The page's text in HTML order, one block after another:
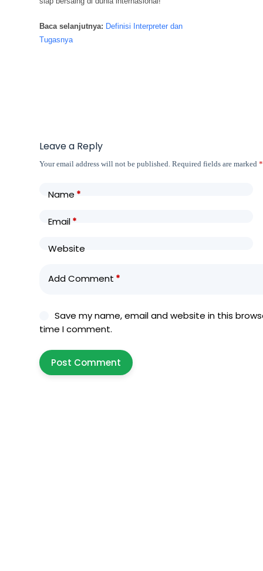
Baca selanjutnya: Definisi Interpreter dan
Tugasnya
Leave a Reply
Your email address will not be published. Required fields are marked*
Name*
Email*
Website
Add Comment *
Save my name, email and website in this
time I comment.
Post Comment